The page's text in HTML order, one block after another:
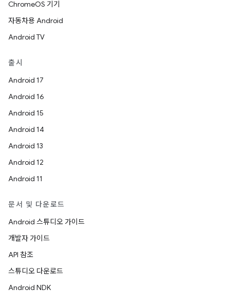
ChromeOS 기기
자동차용 Android
Android TV
출시
Android 17
Android 16
Android 15
Android 14
Android 13
Android 12
Android 11
문서 및 다운로드
Android 스튜디오 가이드
개발자 가이드
API 참조
스튜디오 다운로드
Android NDK